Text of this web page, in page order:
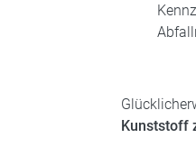
Kunststoff